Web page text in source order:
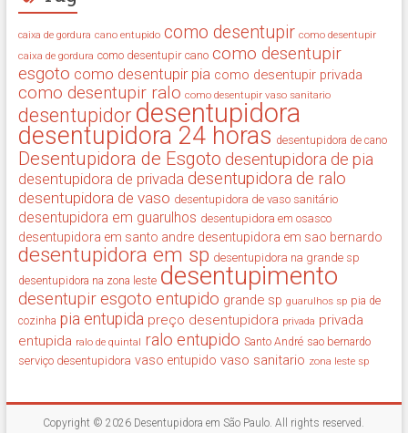
caixa de gordura cano entupido como desentupir como desentupir
caixa de gordura como desentupir cano como desentupir
esgoto como desentupir pia como desentupir privada
como desentupir ralo como desentupir vaso sanitario
desentupidor desentupidora
desentupidora 24 horas desentupidora de cano
Desentupidora de Esgoto desentupidora de pia
desentupidora de privada desentupidora de ralo
desentupidora de vaso desentupidora de vaso sanitário
desentupidora em guarulhos desentupidora em osasco
desentupidora em santo andre desentupidora em sao bernardo
desentupidora em sp desentupidora na grande sp
desentupidora na zona leste desentupimento
desentupir esgoto entupido grande sp guarulhos sp pia de
cozinha pia entupida preço desentupidora privada privada
entupida ralo de quintal ralo entupido Santo André sao bernardo
serviço desentupidora vaso entupido vaso sanitario zona leste sp
Copyright © 2026 Desentupidora em São Paulo. All rights reserved.